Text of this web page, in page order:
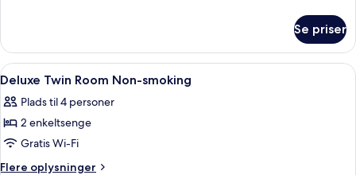
smoking
Twin
Room
Non-
Se priser
Indlæs
alle
billeder
af
Deluxe
Twin
Et hotelværelse med en stor seng,
1
Deluxe Twin Room Non-smoking
Plads til 4 personer
2 enkeltsenge
Gratis Wi-Fi
Flere oplysninger
Flere